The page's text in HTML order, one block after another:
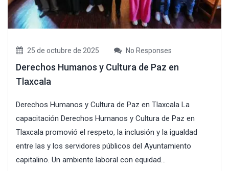
25 de octubre de 2025 No Responses
Derechos Humanos y Cultura de Paz en
Tlaxcala
Derechos Humanos y Cultura de Paz en Tlaxcala La
capacitación Derechos Humanos y Cultura de Paz en
Tlaxcala promovió el respeto, la inclusión y la igualdad
entre las y los servidores públicos del Ayuntamiento
capitalino. Un ambiente laboral con equidad...